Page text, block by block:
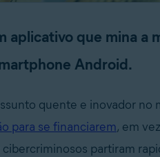
aplicativo que mina a
Android.
quente e inovador
para se financiarem, em
partiram